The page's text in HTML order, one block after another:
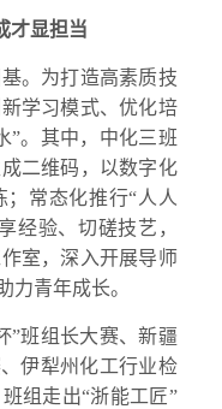
才显担当
。为打造高素质技
学习模式、优化培
”。其中，中化三班
二维码，以数字化
常态化推行“人人
经验、切磋技艺，
室，深入开展导师
力青年成长。
”班组长大赛、新疆
伊犁州化工行业检
组走出“浙能工匠”